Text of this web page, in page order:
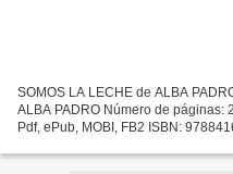
SOMOS LA LECHE de ALBA
ALBA PADRO Número de páginas:
Pdf, ePub, MOBI, FB2 ISBN: